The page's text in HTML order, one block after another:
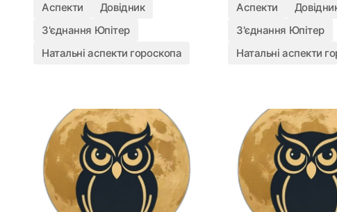
Аспекти
Довідник
З'єднання Юпітер
Натальні аспекти гороскопа
Аспекти
З'єднання Юпітер
Натальні аспекти